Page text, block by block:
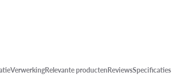
VerwerkingRelevante productenReviewsSpecificaties